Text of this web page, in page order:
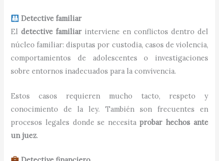
Detective familiar
Eldetective familiar interviene en conflictos dentro del
núcleo familiar: disputas por custodia, casos de violencia,
comportamientos de adolescentes o investigaciones
sobre entornos inadecuados para la convivencia.
Estos casos requieren mucho tacto, respeto y
conocimiento de la ley. También son frecuentes en
procesos legales donde se necesita probar hechos ante
un juez.